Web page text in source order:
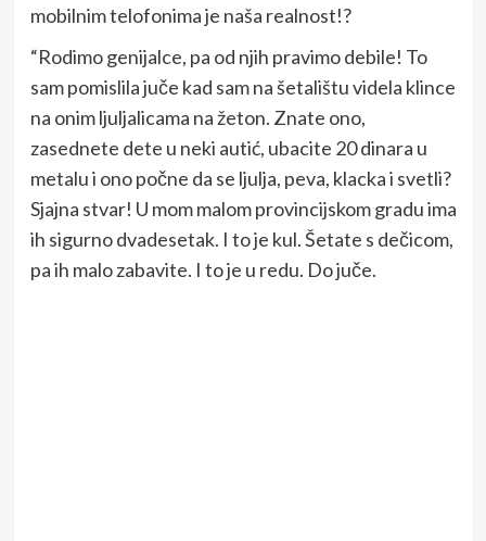
mobilnim telofonima je naša realnost!?
“Rodimo genijalce, pa od njih pravimo debile! To
sam pomislila juče kad sam na šetalištu videla klince
na onim ljuljalicama na žeton. Znate ono,
zasednete dete u neki autić, ubacite 20 dinara u
metalu i ono počne da se ljulja, peva, klacka i svetli?
Sjajna stvar! U mom malom provincijskom gradu ima
ih sigurno dvadesetak. I to je kul. Šetate s dečicom,
pa ih malo zabavite. I to je u redu. Do juče.